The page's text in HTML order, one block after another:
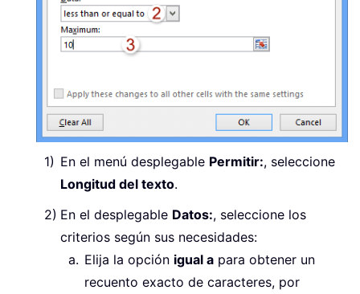
En el menú desplegable Permitir:, seleccione
Longitud del texto.
En el desplegable Datos:, seleccione los
criterios según sus necesidades:
Elija la opción igual a para obtener un
recuento exacto de caracteres, por